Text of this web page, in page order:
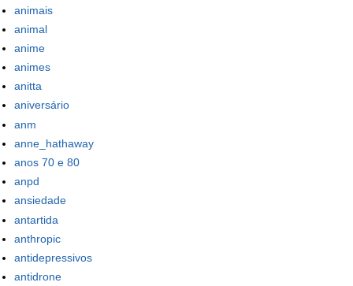
animais
animal
anime
animes
anitta
aniversário
anm
anne_hathaway
anos 70 e 80
anpd
ansiedade
antartida
anthropic
antidepressivos
antidrone